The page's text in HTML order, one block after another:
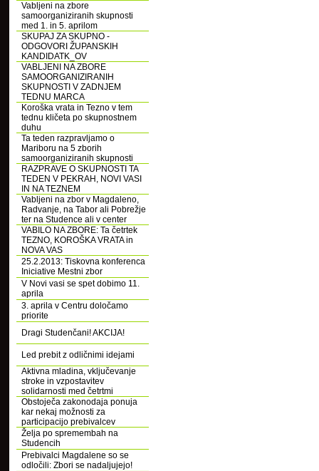
Vabljeni na zbore
samoorganiziranih skupnosti
med 1. in 5. aprilom
SKUPAJ ZA SKUPNO -
ODGOVORI ŽUPANSKIH
KANDIDATK_OV
VABLJENI NA ZBORE
SAMOORGANIZIRANIH
SKUPNOSTI V ZADNJEM
TEDNU MARCA
Koroška vrata in Tezno v tem
tednu kličeta po skupnostnem
duhu
Ta teden razpravljamo o
Mariboru na 5 zborih
samoorganiziranih skupnosti
RAZPRAVE O SKUPNOSTI TA
TEDEN V PEKRAH, NOVI VASI
IN NA TEZNEM
Vabljeni na zbor v Magdaleno,
Radvanje, na Tabor ali Pobrežje
ter na Studence ali v center
VABILO NA ZBORE: Ta četrtek
TEZNO, KOROŠKA VRATA in
NOVA VAS
25.2.2013: Tiskovna konferenca
Iniciative Mestni zbor
V Novi vasi se spet dobimo 11.
aprila
3. aprila v Centru določamo
priorite
Dragi Studenčani! AKCIJA!
Led prebit z odličnimi idejami
Aktivna mladina, vključevanje
stroke in vzpostavitev
solidarnosti med četrtmi
Obstoječa zakonodaja ponuja
kar nekaj možnosti za
participacijo prebivalcev
Želja po spremembah na
Studencih
Prebivalci Magdalene so se
odločili: Zbori se nadaljujejo!